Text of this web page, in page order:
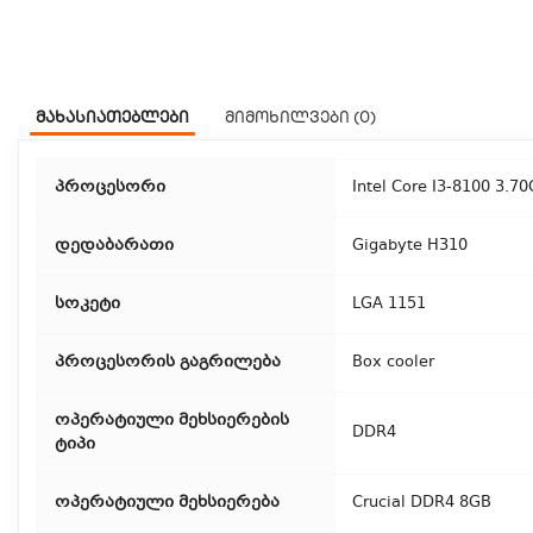
მახასიათებლები მიმოხილვები (0)
პროცესორი Intel Core I3-8100
დედაბარათი Gigabyte H310
სოკეტი LGA 1151
პროცესორის გაგრილება Box cooler
ოპერატიული მეხსიერების
ტიპი
DDR4
ოპერატიული მეხსიერება Crucial DDR4 8GB